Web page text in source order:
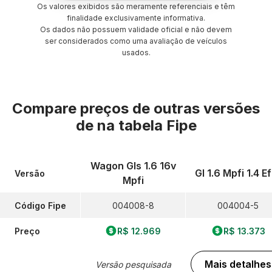
Os valores exibidos são meramente referenciais e têm
finalidade exclusivamente informativa.
Os dados não possuem validade oficial e não devem
ser considerados como uma avaliação de veículos
usados.
Compare preços de outras versões
de na tabela Fipe
Versão
Código Fipe
Preço
Wagon Gls 1.6 16v
Mpfi
004008-8
R$ 12.969
Versão pesquisada
Gl 1.6 Mpfi 1.4
004004-5
R$ 13.373
Mais detalhes